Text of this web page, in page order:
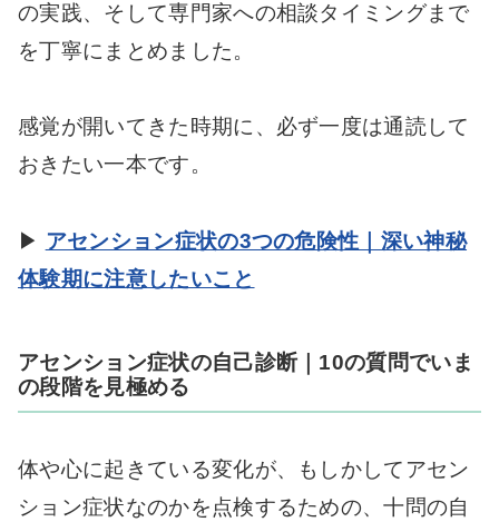
の実践、そして専門家への相談タイミングまで
を丁寧にまとめました。
感覚が開いてきた時期に、必ず一度は通読して
おきたい一本です。
▶ アセンション症状の3つの危険性｜深い神秘
体験期に注意したいこと
アセンション症状の自己診断｜10の質問でいま
の段階を見極める
体や心に起きている変化が、もしかしてアセン
ション症状なのかを点検するための、十問の自